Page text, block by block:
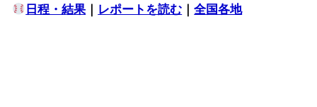
日程・結果｜ レポートを読む ｜全国各地